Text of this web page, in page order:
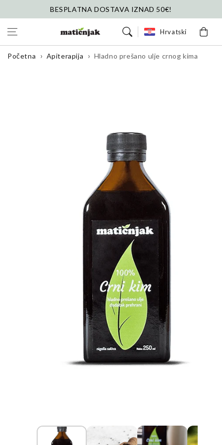
BESPLATNA DOSTAVA IZNAD 50€!
Hrvatski Košarica
Početna Apiterapija Hladno prešano ulje crnog kima